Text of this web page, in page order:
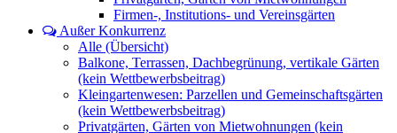
Firmen-, Institutions- und Vereinsgärten
Außer Konkurrenz
Alle (Übersicht)
Balkone, Terrassen, Dachbegrünung, vertikale Gärten
(kein Wettbewerbsbeitrag)
Kleingartenwesen: Parzellen und Gemeinschaftsgärten
(kein Wettbewerbsbeitrag)
Privatgärten, Gärten von Mietwohnungen (kein